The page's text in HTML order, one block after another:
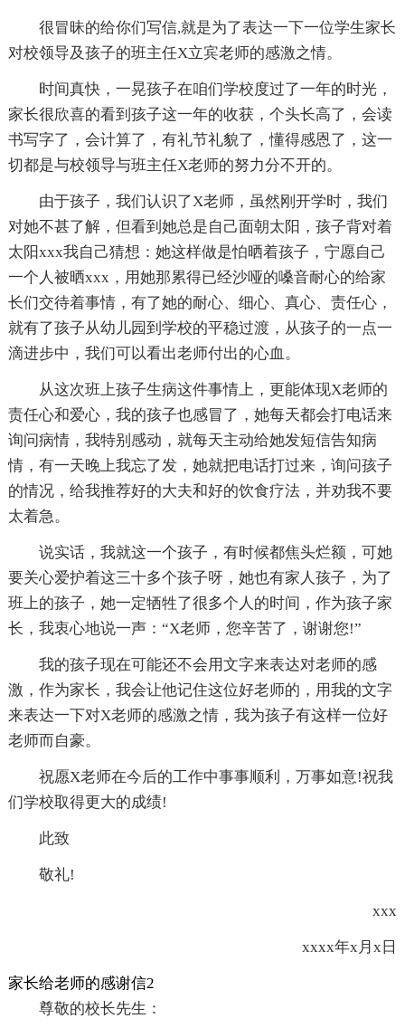
很冒昧的给你们写信,就是为了表达一下一位学生家长
对校领导及孩子的班主任X立宾老师的感激之情。
时间真快，一晃孩子在咱们学校度过了一年的时光，
家长很欣喜的看到孩子这一年的收获，个头长高了，会读
书写字了，会计算了，有礼节礼貌了，懂得感恩了，这一
切都是与校领导与班主任X老师的努力分不开的。
由于孩子，我们认识了X老师，虽然刚开学时，我们
对她不甚了解，但看到她总是自己面朝太阳，孩子背对着
太阳xxx我自己猜想：她这样做是怕晒着孩子，宁愿自己
一个人被晒xxx，用她那累得已经沙哑的嗓音耐心的给家
长们交待着事情，有了她的耐心、细心、真心、责任心，
就有了孩子从幼儿园到学校的平稳过渡，从孩子的一点一
滴进步中，我们可以看出老师付出的心血。
从这次班上孩子生病这件事情上，更能体现X老师的
责任心和爱心，我的孩子也感冒了，她每天都会打电话来
询问病情，我特别感动，就每天主动给她发短信告知病
情，有一天晚上我忘了发，她就把电话打过来，询问孩子
的情况，给我推荐好的大夫和好的饮食疗法，并劝我不要
太着急。
说实话，我就这一个孩子，有时候都焦头烂额，可她
要关心爱护着这三十多个孩子呀，她也有家人孩子，为了
班上的孩子，她一定牺牲了很多个人的时间，作为孩子家
长，我衷心地说一声：“X老师，您辛苦了，谢谢您!”
我的孩子现在可能还不会用文字来表达对老师的感
激，作为家长，我会让他记住这位好老师的，用我的文字
来表达一下对X老师的感激之情，我为孩子有这样一位好
老师而自豪。
祝愿X老师在今后的工作中事事顺利，万事如意!祝我
们学校取得更大的成绩!
此致
敬礼!
xxx
xxxx年x月x日
家长给老师的感谢信2
尊敬的校长先生：